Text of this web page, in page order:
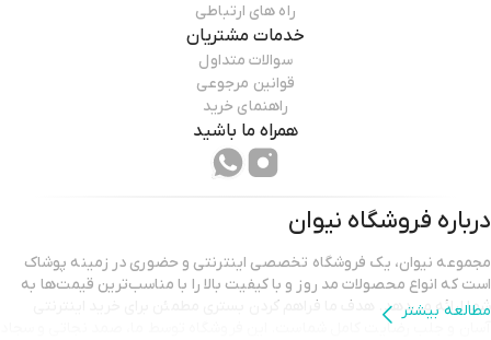
راه های ارتباطی
خدمات مشتریان
سوالات متداول
قوانین مرجوعی
راهنمای خرید
همراه ما باشید
درباره فروشگاه نیوان
مجموعه نیوان، یک فروشگاه تخصصی اینترنتی و حضوری در زمینه پوشاک
است که انواع محصولات مد روز و با کیفیت بالا را با مناسب‌ترین قیمت‌ها به
شما ارائه می‌دهد. هدف ما فراهم کردن بستری مطمئن برای خرید اینترنتی
آسان و جلب رضایت کامل شماست. این فروشگاه توسط ما، صمد نجاتی و سجاد
مطالعه بیشتر